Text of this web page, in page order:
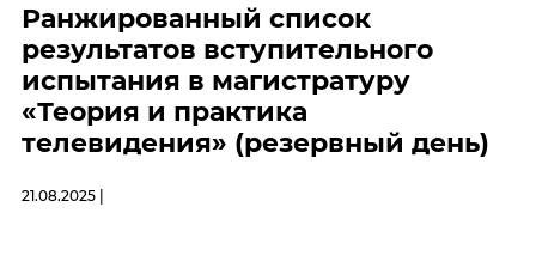
Ранжированный список
результатов вступительного
испытания в магистратуру
«Теория и практика
телевидения» (резервный день)
21.08.2025 |